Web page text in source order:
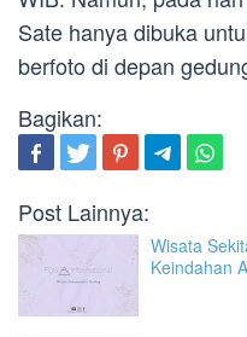
Sate hanya dibuka
berfoto di depan
Bagikan:
Post Lainnya:
Wisata
Keindahan